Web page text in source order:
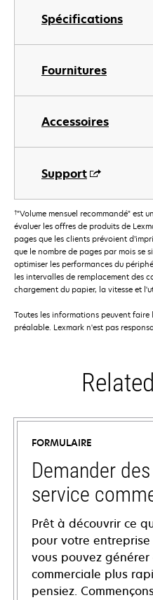
Spécifications
Fournitures
Accessoires
Support
†"Volume mensuel recommandé" est
évaluer les offres de produits de
pages que les clients prévoient
que le nombre de pages par mois se
optimiser les performances du
les intervalles de remplacement des
chargement du papier, la vitesse et
Toutes les informations peuvent
préalable. Lexmark n'est pas
FORMULAIRE
Demander
service
Prêt à découvrir ce
pour votre entreprise
vous pouvez
commerciale plus
pensiez.